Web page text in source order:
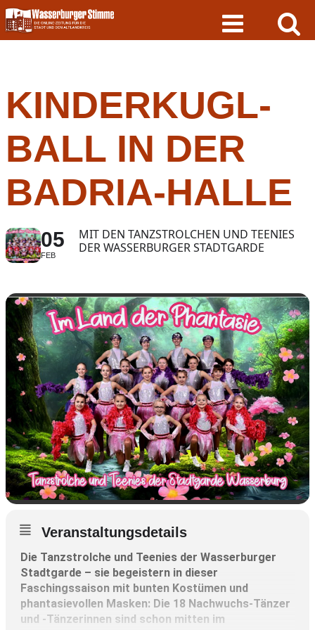
Skip
to
content
KINDERKUGL-
BALL IN DER
BADRIA-HALLE
05
FEB
MIT DEN TANZSTROLCHEN UND TEENIES
DER WASSERBURGER STADTGARDE
Veranstaltungsdetails
Die Tanzstrolche und Teenies der Wasserburger
Stadtgarde – sie begeistern in dieser
Faschingssaison mit bunten Kostümen und
phantasievollen Masken: Die 18 Nachwuchs-Tänzer
und -Tänzerinnen sind schon mitten im